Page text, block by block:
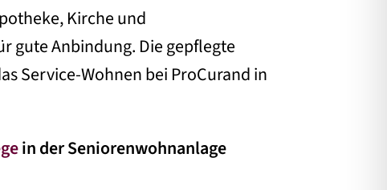
Kirche und
gute Anbindung. Die gepflegte
Service-Wohnen bei ProCurand in
in der Seniorenwohnanlage